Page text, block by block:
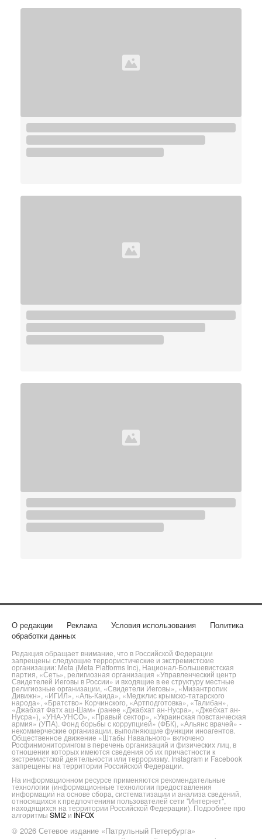
О редакции Реклама Условия использования
Политика
обработки данных
Редакция обращает внимание, что в Российской Федерации
запрещены следующие террористические и экстремистские
организации: Meta (Meta Platforms Inc), Национал-Большевистская
партия, «Сеть», религиозная организация «Управленческий центр
Свидетелей Иеговы в России» и входящие в ее структуру местные
религиозные организации, «Свидетели Иеговы», «Мизантропик
Дивижн», «ИГИЛ», «Аль-Каида», «Меджлис крымско-татарского
народа», «Братство» Корчинского, «Артподготовка», «Талибан»,
«Джабхат Фатх аш-Шам» (ранее «Джабхат ан-Нусра», «Джебхат ан-
Нусра»), «УНА-УНСО», «Правый сектор», «Украинская повстанческая
армия» (УПА). Фонд борьбы с коррупцией» (ФБК), «Альянс врачей» -
некоммерческие организации, выполняющие функции иноагентов.
Общественное движение «Штабы Навального» включено
Росфинмониторингом в перечень организаций и физических лиц, в
отношении которых имеются сведения об их причастности к
экстремистской деятельности или терроризму. Instagram и Facebook
запрещены на территории Российской Федерации.
На информационном ресурсе применяются рекомендательные
технологии (информационные технологии предоставления
информации на основе сбора, систематизации и анализа сведений,
относящихся к предпочтениям пользователей сети "Интернет",
находящихся на территории Российской Федерации). Подробнее про
алгоритмы SMI2 и INFOX
© 2026 Сетевое издание «Патрульный Петербурга»